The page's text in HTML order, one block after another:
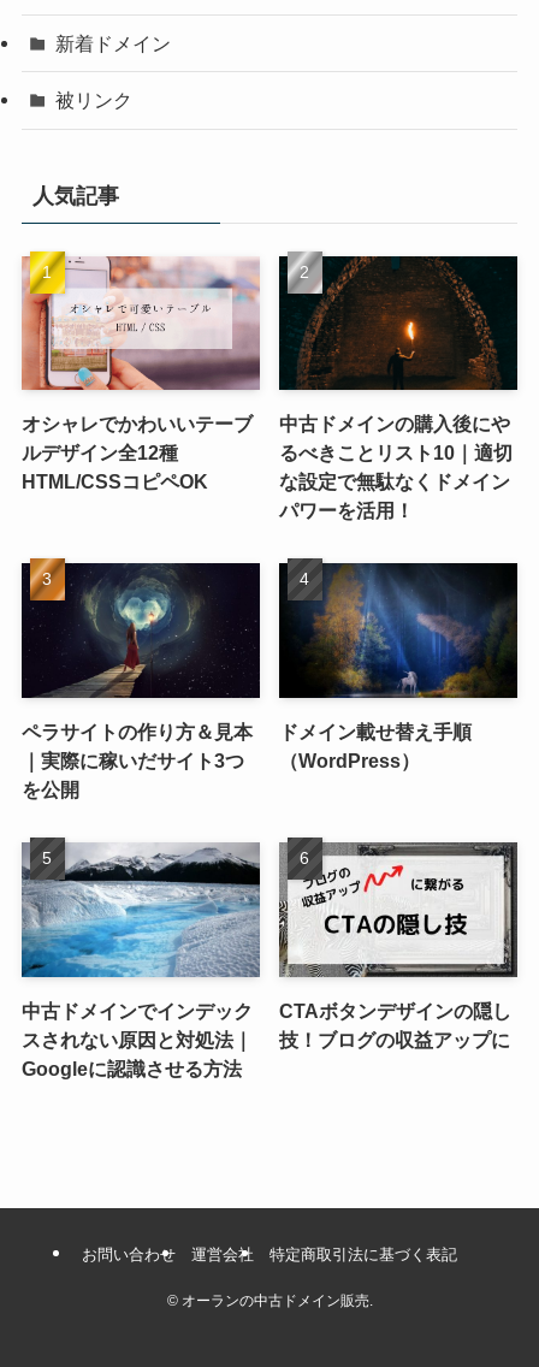
新着ドメイン
被リンク
人気記事
オシャレでかわいいテーブ
ルデザイン全12種
HTML/CSSコピペOK
中古ドメインの購入後にや
るべきことリスト10｜適切
な設定で無駄なくドメイン
パワーを活用！
ペラサイトの作り方＆見本
｜実際に稼いだサイト3つ
を公開
ドメイン載せ替え手順
（WordPress）
中古ドメインでインデック
スされない原因と対処法｜
Googleに認識させる方法
CTAボタンデザインの隠し
技！ブログの収益アップに
お問い合わせ 運営会社 特定商取引法に基づく表記
©オーランの中古ドメイン販売.